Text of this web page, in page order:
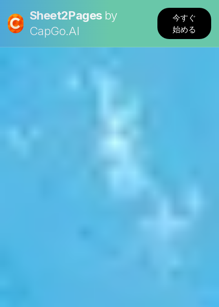
Sheet2Pages by
CapGo.AI
今すぐ
始める